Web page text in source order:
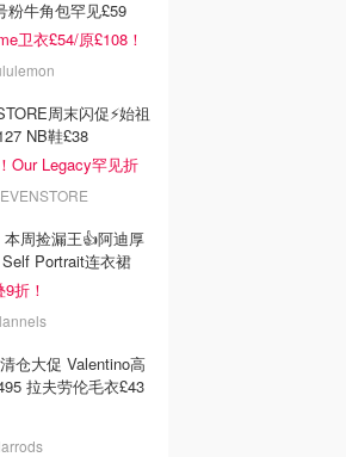
粉牛角包罕见£59
卫衣£54/原£108！
周末闪促⚡️始祖
NB鞋£38
Our Legacy罕见折
本周捡漏王👍阿迪厚
Portrait连衣裙
折！
仓大促 Valentino高
拉夫劳伦毛衣£43